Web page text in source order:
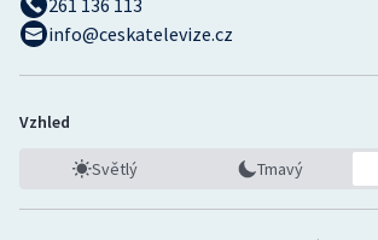
Vodní slalom
Ostatní
info@ceskatelevize.cz
Vzhled
Světlý Tmavý